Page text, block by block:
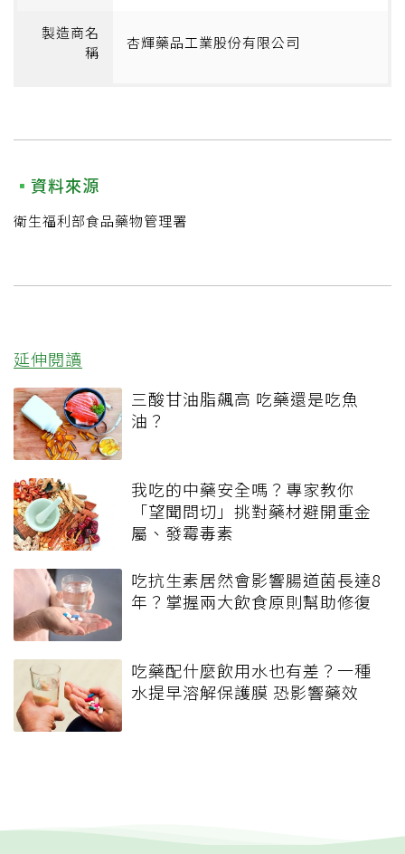
製造商名
稱
杏輝藥品工業股份有限公司
資料來源
衛生福利部食品藥物管理署
延伸閱讀
三酸甘油脂飆高 吃藥還是吃魚
油？
我吃的中藥安全嗎？專家教你
「望聞問切」挑對藥材避開重金
屬、發霉毒素
吃抗生素居然會影響腸道菌長達8
年？掌握兩大飲食原則幫助修復
吃藥配什麼飲用水也有差？一種
水提早溶解保護膜 恐影響藥效